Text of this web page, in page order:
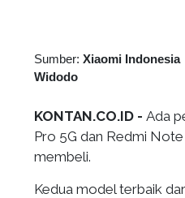
Sumber: Xiaomi Indonesia
Widodo
KONTAN.CO.ID - Ada
Pro 5G dan Redmi
membeli.
Kedua model terbaik